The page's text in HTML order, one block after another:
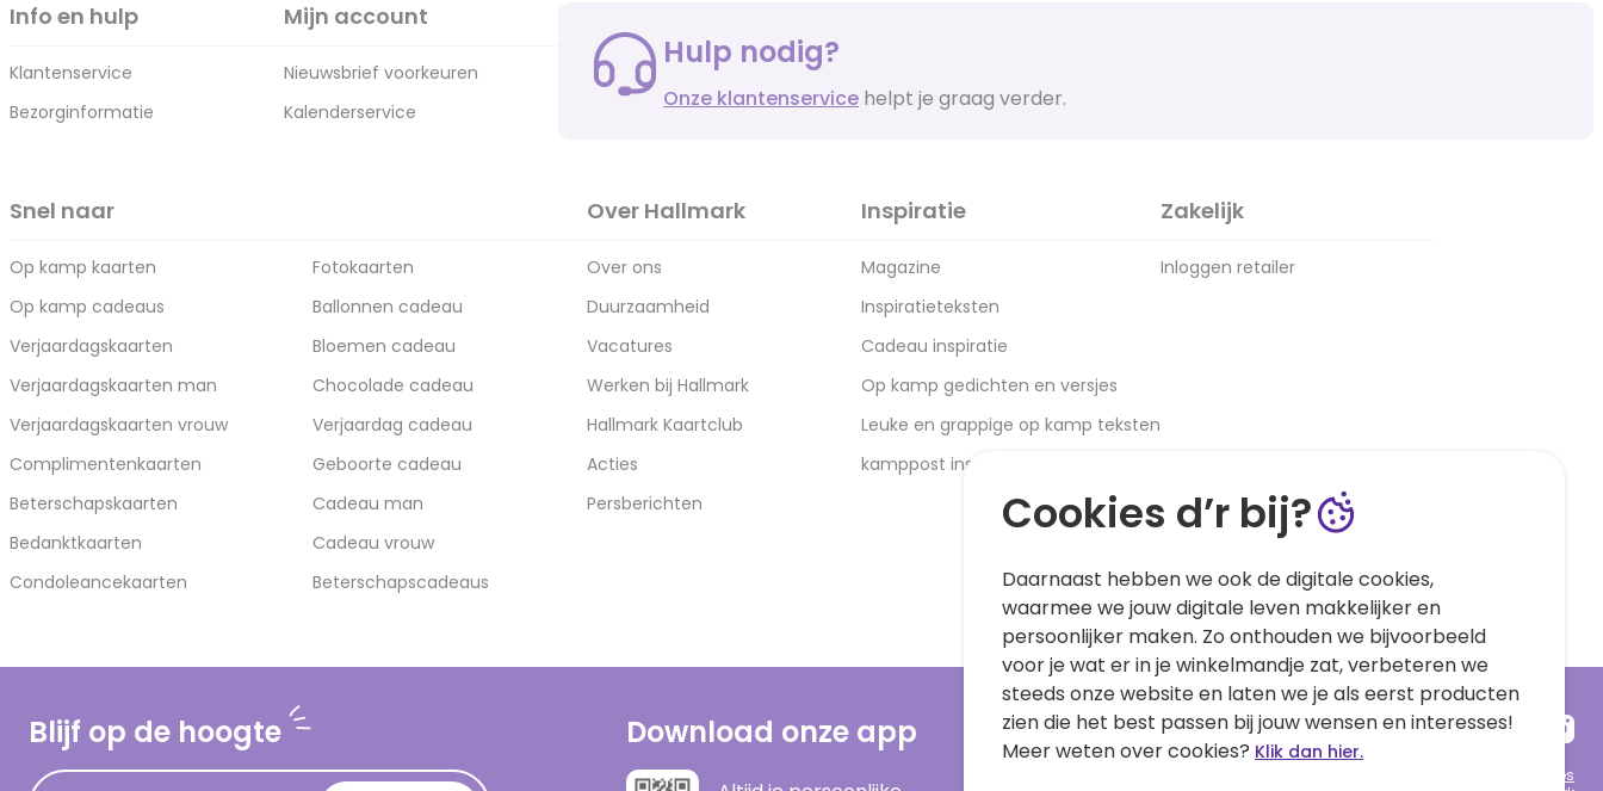
Info en hulp
Klantenservice
Bezorginformatie
Mijn account
Nieuwsbrief voorkeuren
Kalenderservice
Hulp nodig?
Onze klantenservice helpt je graag verder.
Snel naar
Op kamp kaarten
Op kamp cadeaus
Verjaardagskaarten
Verjaardagskaarten man
Verjaardagskaarten vrouw
Complimentenkaarten
Beterschapskaarten
Bedanktkaarten
Condoleancekaarten
Fotokaarten
Ballonnen cadeau
Bloemen cadeau
Chocolade cadeau
Verjaardag cadeau
Geboorte cadeau
Cadeau man
Cadeau vrouw
Beterschapscadeaus
Over Hallmark
Over ons
Duurzaamheid
Vacatures
Werken bij Hallmark
Hallmark Kaartclub
Acties
Persberichten
Inspiratie
Magazine
Inspiratieteksten
Cadeau inspiratie
Op kamp gedichten en versjes
Leuke en grappige op kamp teksten
kamppost inspiratie
Zakelijk
Inloggen retailer
Blijf op de hoogte Download onze app
Cookies
Cookies d’r bij?
Daarnaast hebben we ook de digitale cookies,
waarmee we jouw digitale leven makkelijker en
persoonlijker maken. Zo onthouden we bijvoorbeeld
voor je wat er in je winkelmandje zat, verbeteren we
steeds onze website en laten we je als eerst producten
zien die het best passen bij jouw wensen en interesses!
Meer weten over cookies? Klik dan hier.